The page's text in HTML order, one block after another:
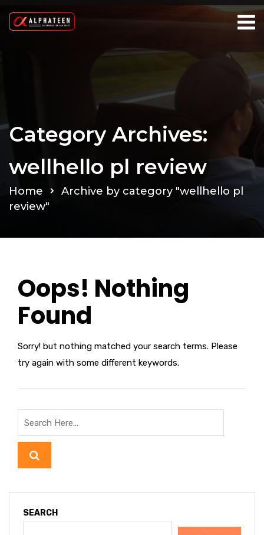
Category Archives:
wellhello pl review
Home
Archive by category "wellhello pl
review"
Oops! Nothing
Found
Sorry! but nothing matched your search terms. Please
try again with some different keywords.
SEARCH